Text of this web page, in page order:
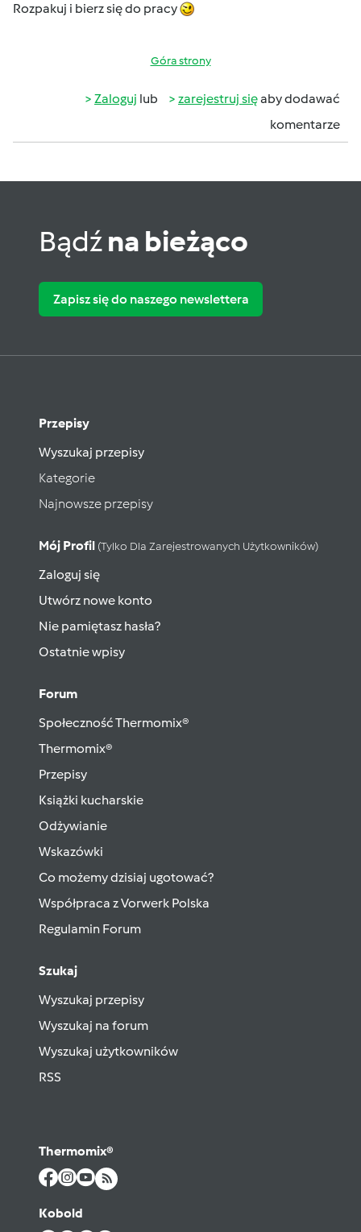
Rozpakuj i bierz się do pracy
Góra strony
Zaloguj lub zarejestruj sięaby dodawać
komentarze
Bądźna bieżąco
Zapisz się do naszego newslettera
Przepisy
Wyszukaj przepisy
Kategorie
Najnowsze przepisy
Mój Profil (tylko Dla Zarejestrowanych Użytkowników)
Zaloguj się
Utwórz nowe konto
Nie pamiętasz hasła?
Ostatnie wpisy
Forum
Społeczność Thermomix®
Thermomix®
Przepisy
Książki kucharskie
Odżywianie
Wskazówki
Co możemy dzisiaj ugotować?
Współpraca z Vorwerk Polska
Regulamin Forum
Szukaj
Wyszukaj przepisy
Wyszukaj na forum
Wyszukaj użytkowników
RSS
Thermomix®
Kobold